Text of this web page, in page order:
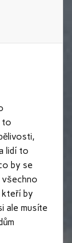
to
lidí to
by se
všechno
kteří by
ale musíte